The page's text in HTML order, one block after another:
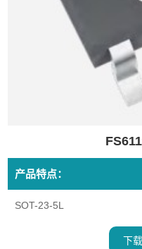
产品特点：
SOT-23-5L
下